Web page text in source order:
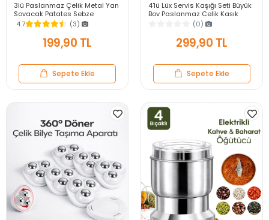
3lü Paslanmaz Çelik Metal Yan
Soyacak Patates Sebze
Salatalık Havuç Soyacağı
Mutfak Soyma Aparatı
4.7 (3)
199,90 TL
Sepete Ekle
4'lü Lüx Servis Kaşığı Seti Büyük
Boy Paslanmaz Çelik Kaşık
Salata Yemek Mutfak Kaşığı
(0)
299,90 TL
Sepete Ekle